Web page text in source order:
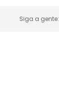
Siga a gente: